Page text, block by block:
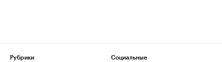
Рубрики
Социальные